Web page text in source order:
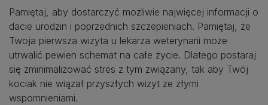
Pamiętaj, aby dostarczyć możliwie najwięcej informacji o
dacie urodzin i poprzednich szczepieniach. Pamiętaj, że
Twoja pierwsza wizyta u lekarza weterynarii może
utrwalić pewien schemat na całe życie. Dlatego postaraj
się zminimalizować stres z tym związany, tak aby Twój
kociak nie wiązał przyszłych wizyt ze złymi
wspomnieniami.